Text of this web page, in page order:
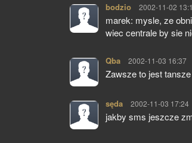
bodzio pisze:
2002-11-02
marek: mysle, ze
wiec centrale by sie
Qba pisze:
2002-11-03 16:37
Zawsze to jest
sęda pisze:
2002-11-03 17:24
jakby sms jeszcze